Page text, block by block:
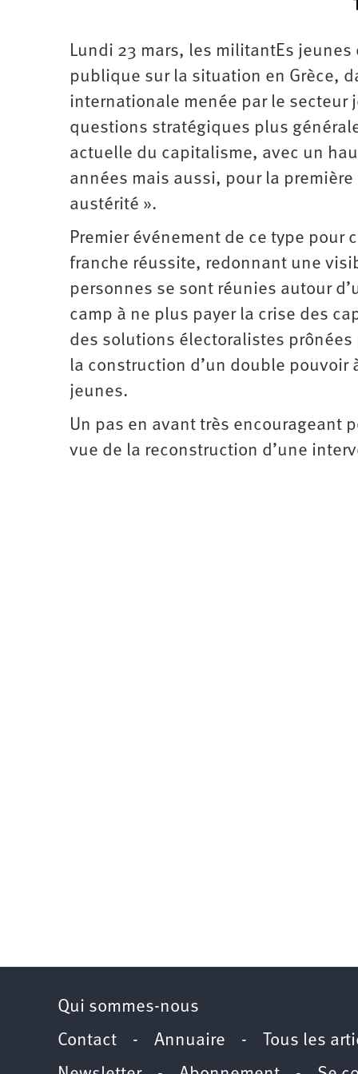
Lundi 23 mars, les militantEs
publique sur la situation en Grèce,
internationale menée par le secteur
questions stratégiques plus
actuelle du capitalisme, avec un
années mais aussi, pour la
austérité ».
Premier événement de ce type
franche réussite, redonnant une
personnes se sont réunies autour
camp à ne plus payer la crise des
des solutions électoralistes
la construction d’un double
jeunes.
Un pas en avant très encourageant
vue de la reconstruction d’une
Qui sommes-nous
Contact - Annuaire - Tous les